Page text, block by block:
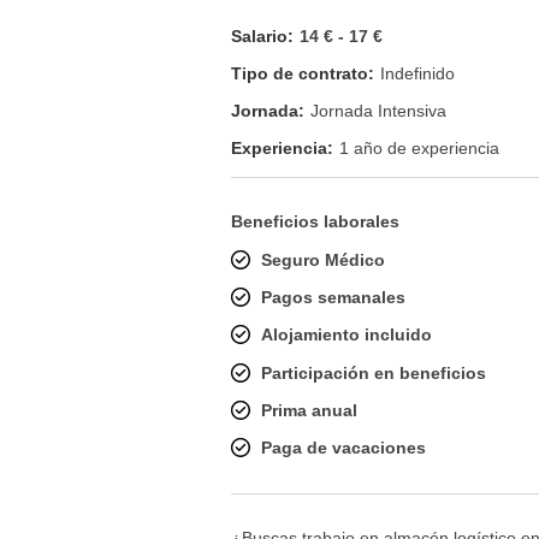
Salario: 14 € - 17 €
Tipo de contrato: Indefinido
Jornada: Jornada Intensiva
Experiencia: 1 año de experiencia
Beneficios laborales
Seguro Médico
Pagos semanales
Alojamiento incluido
Participación en beneficios
Prima anual
Paga de vacaciones